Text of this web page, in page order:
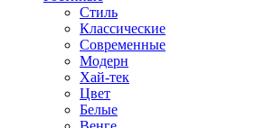
Стиль
Классические
Современные
Модерн
Хай-тек
Цвет
Белые